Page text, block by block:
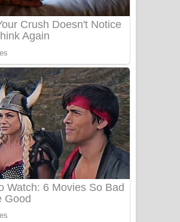
FEVER DREAM Lyrics - Alex Warren
BTS : Hooligan Lyrics
Apa Hamuwee Song Lyrics - අප හමුවී
ගීතයේ පද පෙළ
PATHINIYE Song Lyrics - පතිනියනේ
ගීතයේ පද පෙළ
Sorry Sir Song Lyrics - සොරි සර්
ගීතයේ පද පෙළ